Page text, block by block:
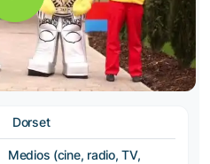
Dorset
Medios (cine, radio, TV,